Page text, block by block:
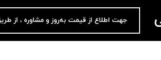
جهت اطلاع از قیمت به‌روز و مشاوره ، از